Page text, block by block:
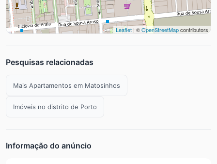
Leaflet | ©OpenStreetMapcontributors
Pesquisas relacionadas
Mais Apartamentos em Matosinhos
Imóveis no distrito de Porto
Informação do anúncio